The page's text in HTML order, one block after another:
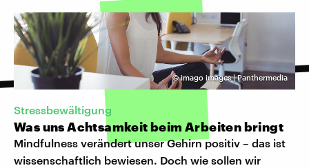
©imago images | Panthermedia
Stressbewältigung
Was uns Achtsamkeit beim Arbeiten bringt
Mindfulness verändert unser Gehirn positiv – das ist
wissenschaftlich bewiesen. Doch wie sollen wir